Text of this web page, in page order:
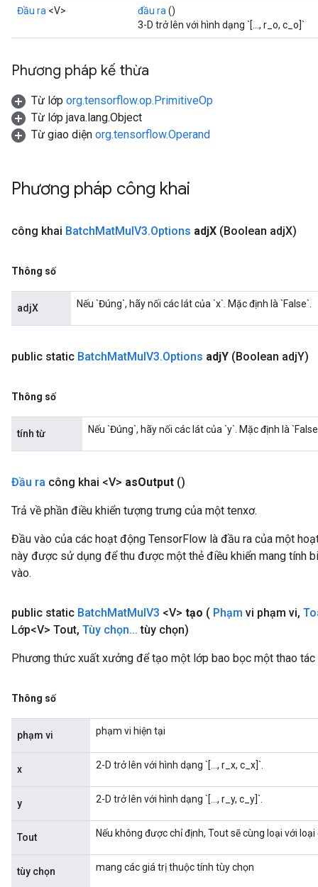
Đầu ra <V> đầu ra ()
3-D trở lên với hình dạng `[..., r_o, c_o]`
Phương pháp kế thừa
Từ lớp org.tensorflow.op.PrimitiveOp
Từ lớp java.lang.Object
Từ giao diện org.tensorflow.Operand
Phương pháp công khai
công khai BatchMatMulV3.Options adjX (Boolean adjX)
Thông số
adjX Nếu `Đúng`, hãy nối các lát của `x`. Mặc định là `False`.
public static BatchMatMulV3.Options adjY (Boolean adjY)
Thông số
tính từ Nếu `Đúng`, hãy nối các lát của `y`. Mặc định là
Đầu ra công khai <V> asOutput ()
Trả về phần điều khiển tượng trưng của một tenxơ.
Đầu vào của các hoạt động TensorFlow là đầu ra của một
này được sử dụng để thu được một thẻ điều khiển mang tính
vào.
public static BatchMatMulV3 <V> tạo ( Phạm vi phạm vi,
Lớp<V> Tout, Tùy chọn... tùy chọn)
Phương thức xuất xưởng để tạo một lớp bao bọc một thao
Thông số
phạm vi phạm vi hiện tại
x 2-D trở lên với hình dạng `[..., r_x, c_x]`.
y 2-D trở lên với hình dạng `[..., r_y, c_y]`.
Tout Nếu không được chỉ định, Tout sẽ cùng loại với loại
tùy chọn mang các giá trị thuộc tính tùy chọn